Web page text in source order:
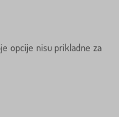
opcije nisu prikladne za